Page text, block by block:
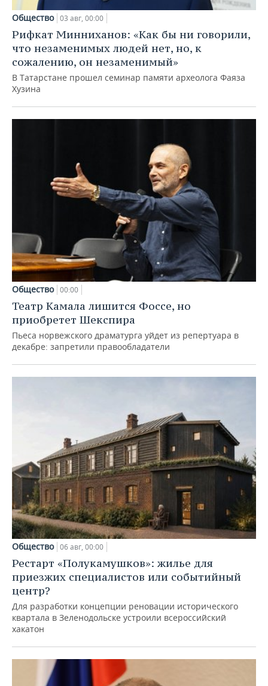
Общество 03 авг, 00:00
Рифкат Минниханов: «Как бы ни говорили,
что незаменимых людей нет, но, к
сожалению, он незаменимый»
В Татарстане прошел семинар памяти археолога Фаяза
Хузина
Общество 00:00
Театр Камала лишится Фоссе, но
приобретет Шекспира
Пьеса норвежского драматурга уйдет из репертуара в
декабре: запретили правообладатели
Общество 06 авг, 00:00
Рестарт «Полукамушков»: жилье для
приезжих специалистов или событийный
центр?
Для разработки концепции реновации исторического
квартала в Зеленодольске устроили всероссийский
хакатон